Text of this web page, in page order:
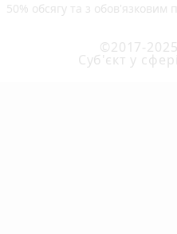
50% обсягу та з
©2017-
Cуб'єкт у